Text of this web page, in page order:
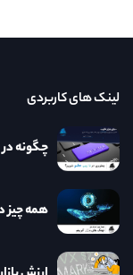
لینک های کاربردی
چگونه در
همه چیز